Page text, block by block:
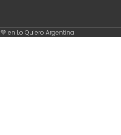
en Lo Quiero Argentina